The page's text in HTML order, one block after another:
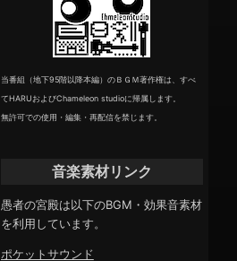
当番組（地下95階以降本編）のＢＧＭ著作権は、すべ
てHARUおよびChameleon studioに帰属します。
無許可での使用・編集・再配信を禁じます。
音楽素材リンク
愚者の宮殿は以下のBGM・効果音素材
を利用しています。
ポケットサウンド